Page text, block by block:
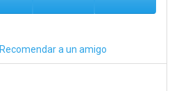
Recomendar a un amigo